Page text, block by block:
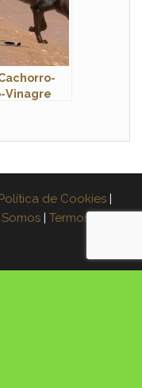
Vinagre
de Cookies |
| Termos de